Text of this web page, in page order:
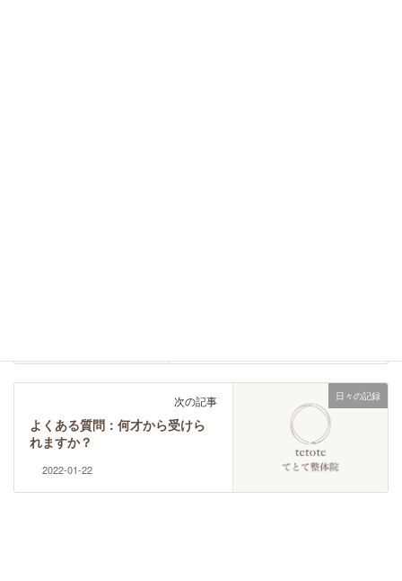
日々の記録
次の記事
よくある質問：何才から受けら
れますか？
2022-01-22